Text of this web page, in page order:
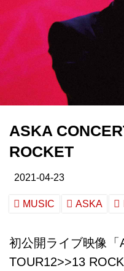
ASKA
ROCKET
2021-04-23
MUSIC ASKA
初公開ライブ映像「
TOUR12>>13